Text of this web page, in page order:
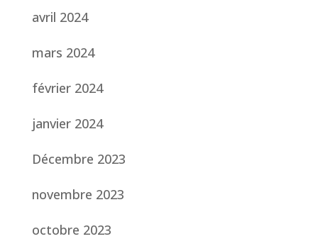
avril 2024
mars 2024
février 2024
janvier 2024
Décembre 2023
novembre 2023
octobre 2023